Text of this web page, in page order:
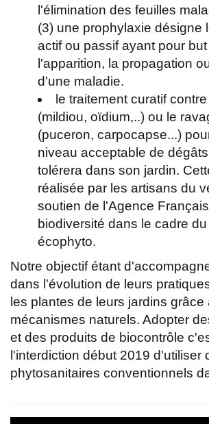
l'élimination des feuilles
(3) une prophylaxie désigne
actif ou passif ayant pour
l'apparition, la propagation
d'une maladie.
le traitement curatif
(mildiou, oïdium,..) ou le
(puceron, carpocapse...)
niveau acceptable de
tolérera dans son jardin.
réalisée par les artisans du
soutien de l'Agence
biodiversité dans le cadre
écophyto.
Notre objectif étant
dans l'évolution de leurs
les plantes de leurs jardins grâce
mécanismes naturels. Adopter
et des produits de biocontrôle
l'interdiction début 2019 d'utiliser
phytosanitaires conventionnels